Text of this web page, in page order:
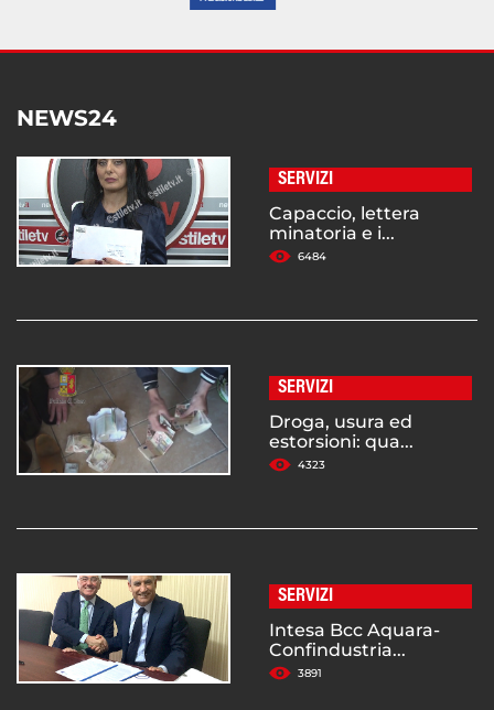
NEWS24
SERVIZI
Capaccio, lettera
minatoria e i...
6484
SERVIZI
Droga, usura ed
estorsioni: qua...
4323
SERVIZI
Intesa Bcc Aquara-
Confindustria...
3891